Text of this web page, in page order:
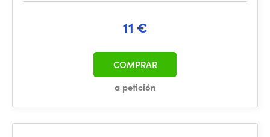
11 €
a petición
COMPRAR